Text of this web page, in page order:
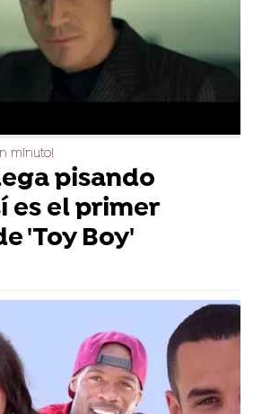
minuto!
pisando
es el primer
'Toy Boy'